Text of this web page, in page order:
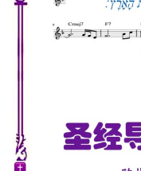
圣经导读新唱
属灵书籍
宣教事工